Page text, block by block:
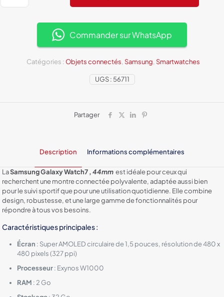
Commander sur WhatsApp
UGS : 56711
Catégories :Objets connectés, Samsung, Smartwatches
Partager
Description Informations complémentaires
LaSamsung Galaxy Watch7 ,44mm est idéale pour ceux qui
recherchent une montre connectée polyvalente, adaptée aussi bien
pour le suivi sportif que pour une utilisation quotidienne. Elle combine
design, robustesse, et une large gamme de fonctionnalités pour
répondre à tous vos besoins.
Caractéristiques principales :
Écran : Super AMOLED circulaire de 1,5 pouces, résolution de 480 x
480 pixels (327 ppi)
Processeur: Exynos W1000
RAM : 2 Go